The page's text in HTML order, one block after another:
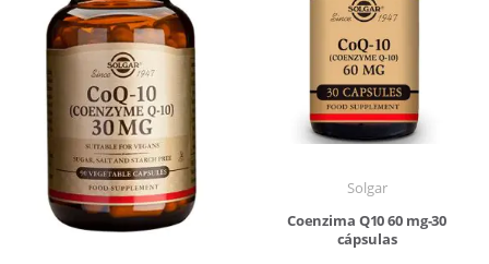
Solgar
Coenzima Q10 60 mg-30
cápsulas